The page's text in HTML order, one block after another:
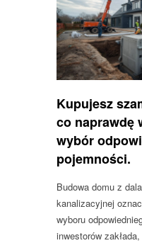
Kupujesz
co naprawdę
wybór
pojemności.
Budowa domu z
kanalizacyjnej
wyboru
inwestorów